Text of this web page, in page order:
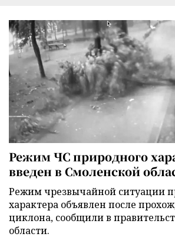
Режим ЧС природного
введен в Смоленской
Режим чрезвычайной ситуации
характера объявлен после
циклона, сообщили в
области.